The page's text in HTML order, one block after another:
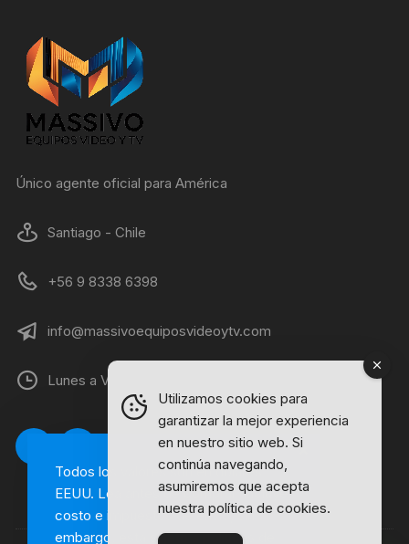
Todos los valores son en dólares
EEUU. Lea antes de comprar. Incluye
costo e impuestos de envío, sin
embargo, está sujeto a políticas de
Único agente oficial para América
Santiago - Chile
+56 9 8338 6398
info@massivoequiposvideoytv.com
Lunes a Viernes 09:00 a 18:00
Utilizamos cookies para
garantizar la mejor experiencia
en nuestro sitio web. Si
continúa navegando,
asumiremos que acepta
nuestra política de cookies.